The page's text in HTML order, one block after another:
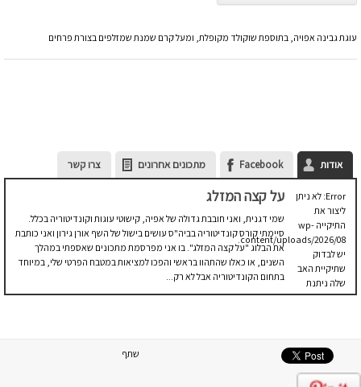
עוגת גבינה אפויה, בתוספת שוקולד מקופלת, ומעל קרם שמנת שמזלפים בצורת פרחים
אודות Facebook מתכונים אחרונים צרו קשר
Error: לא ניתן
ליצור את
התיקייה wp-
content/uploads/2026/08.
יש לבדוק
שתיקיית האב
שלה ניתנת
לכתיבה.
על קצה המזלג
שמי דגנית, ואני חובבת גדולה של אפיה, קישוטי עוגות וקונדיטוריה בכלל.
סיימתי קורס קונדיטוריה בביה"ס עושים בישול של השף אורן גירון ואני כותבת
את הבלוג "על קצה המזלג". בו אני מפרסמת מתכונים שאספתי במהלך
השנים, או כאלו שהתהוו בראשי והפכו למציאות במטבח הפרטי שלי, במיוחד
בתחום הקונדיטוריה אבל לא רק...
שתף